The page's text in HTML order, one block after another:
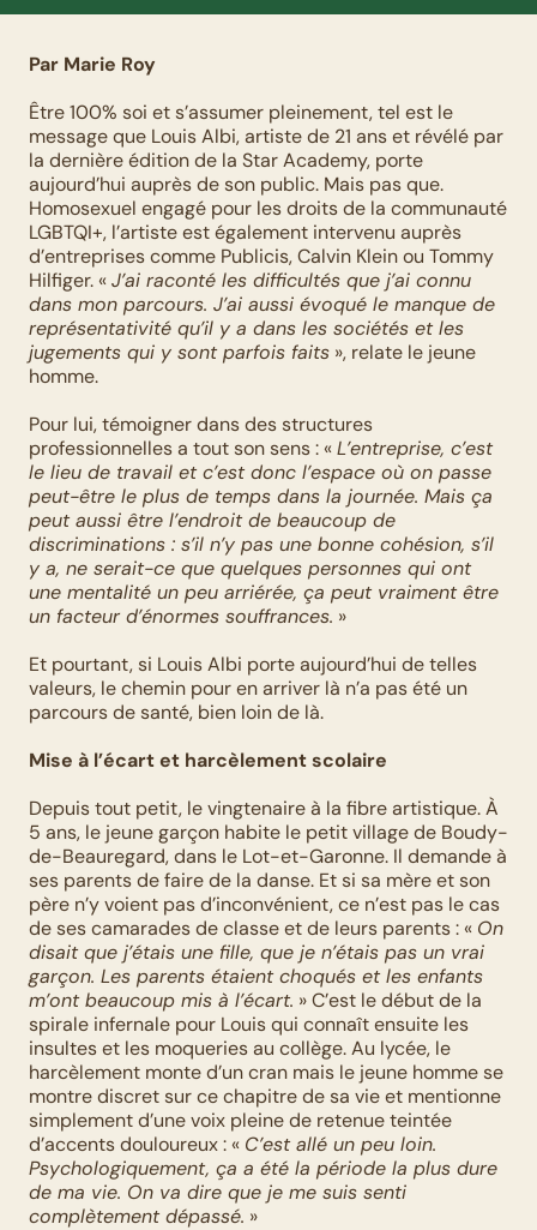
Par Marie Roy
Être 100% soi et s’assumer pleinement, tel est le
message que Louis Albi, artiste de 21 ans et révélé par
la dernière édition de la Star Academy, porte
aujourd’hui auprès de son public. Mais pas que.
Homosexuel engagé pour les droits de la communauté
LGBTQI+, l’artiste est également intervenu auprès
d’entreprises comme Publicis, Calvin Klein ou Tommy
Hilfiger. « J’ai raconté les difficultés que j’ai connu
dans mon parcours. J’ai aussi évoqué le manque de
représentativité qu’il y a dans les sociétés et les
jugements qui y sont parfois faits », relate le jeune
homme.
Pour lui, témoigner dans des structures
professionnelles a tout son sens : « L’entreprise, c’est
le lieu de travail et c’est donc l’espace où on passe
peut-être le plus de temps dans la journée. Mais ça
peut aussi être l’endroit de beaucoup de
discriminations : s’il n’y pas une bonne cohésion, s’il
y a, ne serait-ce que quelques personnes qui ont
une mentalité un peu arriérée, ça peut vraiment être
un facteur d’énormes souffrances. »
Et pourtant, si Louis Albi porte aujourd’hui de telles
valeurs, le chemin pour en arriver là n’a pas été un
parcours de santé, bien loin de là.
Mise à l’écart et harcèlement scolaire
Depuis tout petit, le vingtenaire à la fibre artistique. À
5 ans, le jeune garçon habite le petit village de Boudy-
de-Beauregard, dans le Lot-et-Garonne. Il demande à
ses parents de faire de la danse. Et si sa mère et son
père n’y voient pas d’inconvénient, ce n’est pas le cas
de ses camarades de classe et de leurs parents : « On
disait que j’étais une fille, que je n’étais pas un vrai
garçon. Les parents étaient choqués et les enfants
m’ont beaucoup mis à l’écart. » C’est le début de la
spirale infernale pour Louis qui connaît ensuite les
insultes et les moqueries au collège. Au lycée, le
harcèlement monte d’un cran mais le jeune homme se
montre discret sur ce chapitre de sa vie et mentionne
simplement d’une voix pleine de retenue teintée
d’accents douloureux : « C’est allé un peu loin.
Psychologiquement, ça a été la période la plus dure
de ma vie. On va dire que je me suis senti
complètement dépassé. »